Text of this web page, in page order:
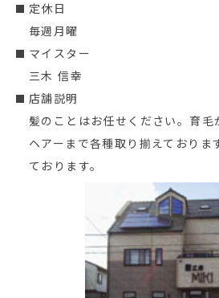
定休日
毎週月曜
マイスター
三木 信幸
店舗説明
髪のことはお任せください。育毛
ヘアーまで各種取り揃えておりま
ております。